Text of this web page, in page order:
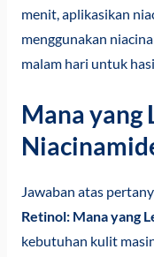
menit, aplikasikan
menggunakan
malam hari untuk
Mana yang
Jawaban atas
Retinol: Mana yang
kebutuhan kulit